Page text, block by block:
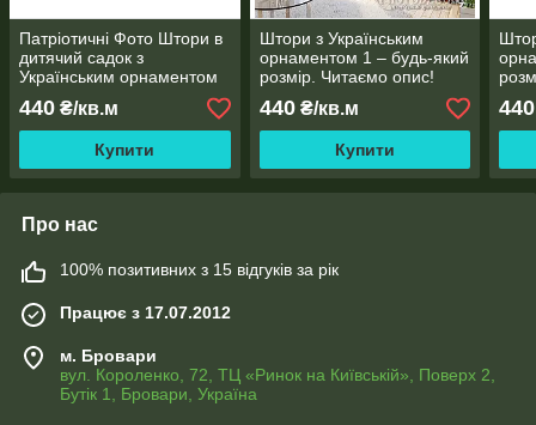
Патріотичні Фото Штори в
дитячий садок з
Українським орнаментом
та пшеницею - Будь-який
розмір! Читаємо опис!
440 ₴/кв.м
Купити
Штори з Українським
орнаментом 1 – будь-який
розмір. Читаємо опис!
440₴/кв.м
Купити
440
Про нас
100% позитивних з 15 відгуків за рік
Працює з 17.07.2012
м. Бровари
вул. Короленко, 72, ТЦ «Ринок на Київській», Поверх 2,
Бутік 1, Бровари, Україна